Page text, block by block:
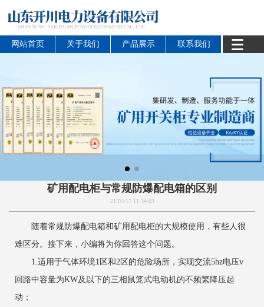
网站首页 关于我们 产品展示 联系我们
矿用配电柜与常规防爆配电箱的区别
21/03/17 11:34:03
随着常规防爆配电箱和矿用配电柜的大规模使用，有些人很
难区分。接下来，小编将为你回答这个问题。
1.适用于气体环境1区和2区的危险场所，实现交流5hz电压v
回路中容量为KW及以下的三相鼠笼式电动机的不频繁降压起
动；